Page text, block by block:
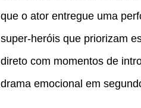
que o ator entregue uma
super-heróis que priorizam
direto com momentos de
drama emocional em